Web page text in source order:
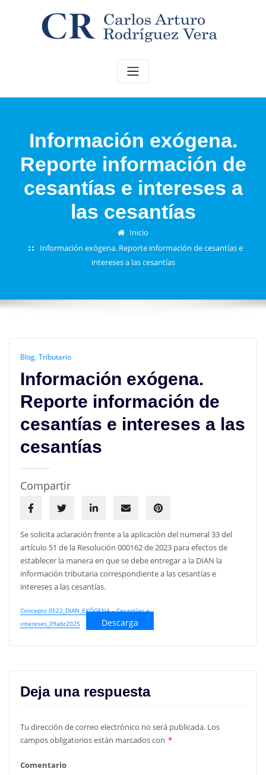
Información exógena.
Reporte información de
cesantías e intereses a
las cesantías
Inicio
Información exógena. Reporte información de cesantías e
intereses a las cesantías
Blog, Tributario
Información exógena.
Reporte información de
cesantías e intereses a las
cesantías
Compartir
Se solicita aclaración frente a la aplicación del numeral 33 del
artículo 51 de la Resolución 000162 de 2023 para efectos de
establecer la manera en que se debe entregar a la DIAN la
información tributaria correspondiente a las cesantías e
intereses a las cesantías.
Concepto 0522_DIAN_EXÓGENA – Cesantías e
intereses_09abr2025
Descarga
Deja una respuesta
Tu dirección de correo electrónico no será publicada. Los
campos obligatorios están marcados con *
Comentario